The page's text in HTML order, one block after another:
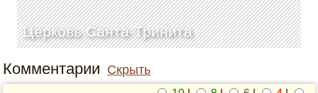
Церковь Санта-Тринита
Комментарии Скрыть